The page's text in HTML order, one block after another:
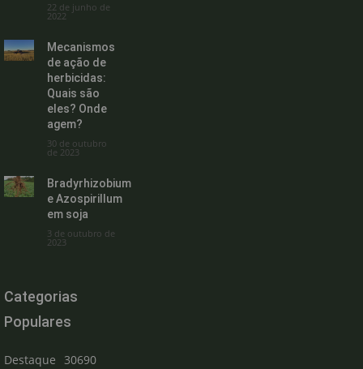
22 de junho de
2022
Mecanismos
de ação de
herbicidas:
Quais são
eles? Onde
agem?
30 de outubro
de 2023
Bradyrhizobium
e Azospirillum
em soja
3 de outubro de
2023
Categorias
Populares
Destaque
30690